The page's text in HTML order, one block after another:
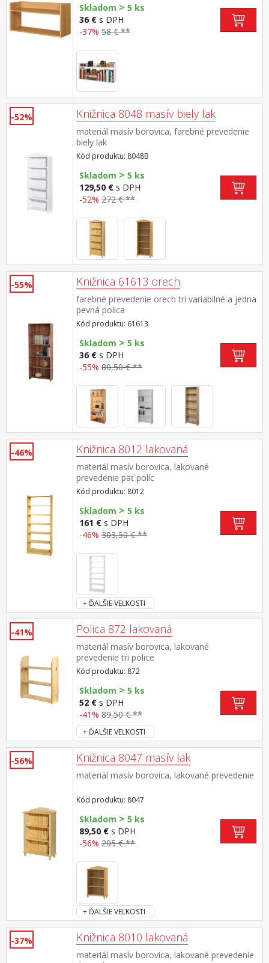
Skladom > 5 ks
36 € s DPH
-37% 58 € **
-52% Knižnica 8048 masív biely lak
materiál masív borovica, farebné prevedenie
biely lak
Kód produktu: 8048B
Skladom > 5 ks
129,50 € s DPH
-52% 272 € **
-55% Knižnica 61613 orech
farebné prevedenie orech tri variabilné a jedna
pevná polica
Kód produktu: 61613
Skladom > 5 ks
36 € s DPH
-55% 80,50 € **
-46% Knižnica 8012 lakovaná
materiál masív borovica, lakované
prevedenie päť políc
Kód produktu: 8012
Skladom > 5 ks
161 € s DPH
-46% 303,50 € **
+ ĎALŠIE VEĽKOSTI
-41% Polica 872 lakovaná
materiál masív borovica, lakované
prevedenie tri police
Kód produktu: 872
Skladom > 5 ks
52 € s DPH
-41% 89,50 € **
+ ĎALŠIE VEĽKOSTI
-56% Knižnica 8047 masív lak
materiál masív borovica, lakované prevedenie
Kód produktu: 8047
Skladom > 5 ks
89,50 € s DPH
-56% 205 € **
+ ĎALŠIE VEĽKOSTI
-37% Knižnica 8010 lakovaná
materiál masív borovica, lakované prevedenie